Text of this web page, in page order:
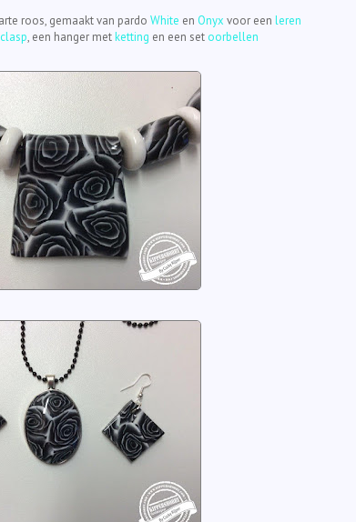
roos, gemaakt van pardo White en Onyx voor een leren
clasp, een hanger metketting en een set oorbellen